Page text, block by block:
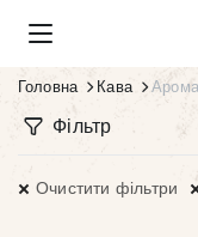
Головна Кава
Фільтр
Очистити фільтри